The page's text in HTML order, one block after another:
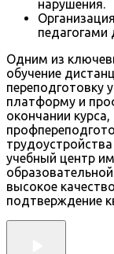
нарушения.
педагогами
Одним из
обучение
переподготовку
платформу и
окончании
учебный центр
высокое
подтверждение